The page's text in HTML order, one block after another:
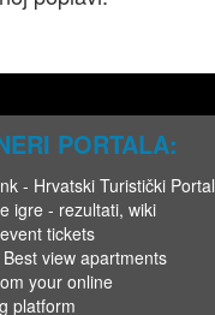
PORTALA:
- Hrvatski Turistički Portal
igre - rezultati, wiki
tickets
view apartments
your online
platform